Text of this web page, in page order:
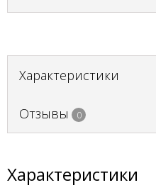
Характеристики
Отзывы 0
Характеристики